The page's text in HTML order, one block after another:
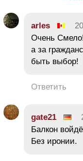
arles
Очень
а за
быть выбор!
Ответить
gate21
Балкон
Без иронии.